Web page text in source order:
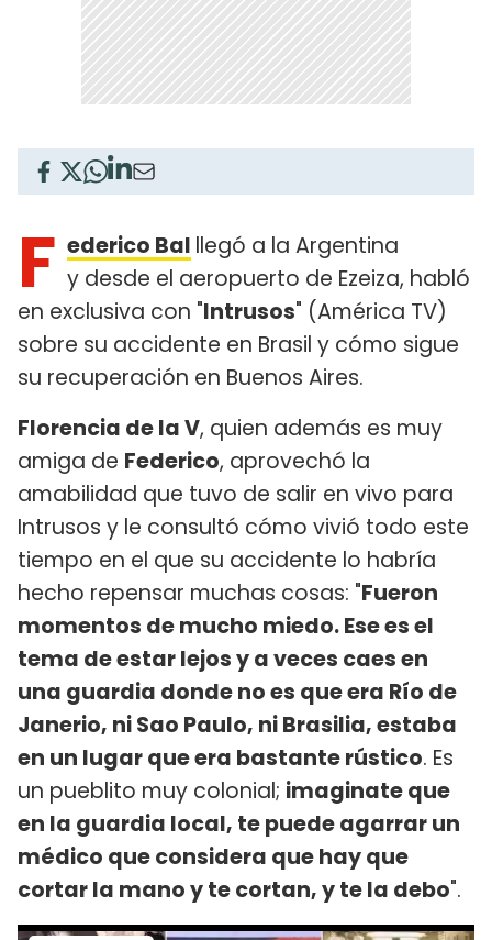
F ederico Bal llegó a la Argentina
y desde el aeropuerto de Ezeiza, habló
en exclusiva con "Intrusos" (América TV)
sobre su accidente en Brasil y cómo sigue
su recuperación en Buenos Aires.
Florencia de la V, quien además es muy
amiga de Federico, aprovechó la
amabilidad que tuvo de salir en vivo para
Intrusos y le consultó cómo vivió todo este
tiempo en el que su accidente lo habría
hecho repensar muchas cosas: "Fueron
momentos de mucho miedo. Ese es el
tema de estar lejos y a veces caes en
una guardia donde no es que era Río de
Janerio, ni Sao Paulo, ni Brasilia, estaba
en un lugar que era bastante rústico. Es
un pueblito muy colonial; imaginate que
en la guardia local, te puede agarrar un
médico que considera que hay que
cortar la mano y te cortan, y te la debo".